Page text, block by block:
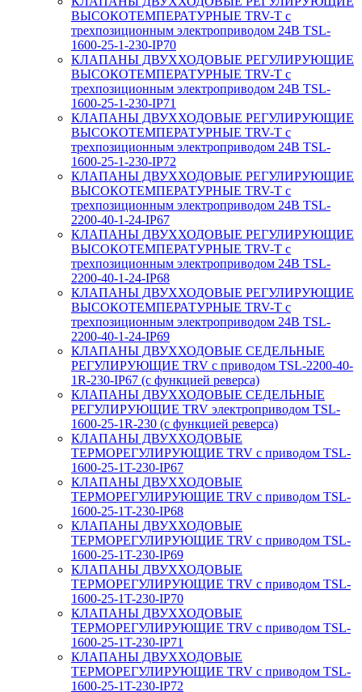
ВЫСОКОТЕМПЕРАТУРНЫЕ TRV-T с
трехпозиционным электроприводом 24В TSL-
1600-25-1-230-IP70
КЛАПАНЫ ДВУХХОДОВЫЕ РЕГУЛИРУЮЩИЕ
ВЫСОКОТЕМПЕРАТУРНЫЕ TRV-T с
трехпозиционным электроприводом 24В TSL-
1600-25-1-230-IP71
КЛАПАНЫ ДВУХХОДОВЫЕ РЕГУЛИРУЮЩИЕ
ВЫСОКОТЕМПЕРАТУРНЫЕ TRV-T с
трехпозиционным электроприводом 24В TSL-
1600-25-1-230-IP72
КЛАПАНЫ ДВУХХОДОВЫЕ РЕГУЛИРУЮЩИЕ
ВЫСОКОТЕМПЕРАТУРНЫЕ TRV-T с
трехпозиционным электроприводом 24В TSL-
2200-40-1-24-IP67
КЛАПАНЫ ДВУХХОДОВЫЕ РЕГУЛИРУЮЩИЕ
ВЫСОКОТЕМПЕРАТУРНЫЕ TRV-T с
трехпозиционным электроприводом 24В TSL-
2200-40-1-24-IP68
КЛАПАНЫ ДВУХХОДОВЫЕ РЕГУЛИРУЮЩИЕ
ВЫСОКОТЕМПЕРАТУРНЫЕ TRV-T с
трехпозиционным электроприводом 24В TSL-
2200-40-1-24-IP69
КЛАПАНЫ ДВУХХОДОВЫЕ СЕДЕЛЬНЫЕ
РЕГУЛИРУЮЩИЕ TRV с приводом TSL-2200-40-
1R-230-IP67 (с функцией реверса)
КЛАПАНЫ ДВУХХОДОВЫЕ СЕДЕЛЬНЫЕ
РЕГУЛИРУЮЩИЕ TRV электроприводом TSL-
1600-25-1R-230 (с функцией реверса)
КЛАПАНЫ ДВУХХОДОВЫЕ
ТЕРМОРЕГУЛИРУЮЩИЕ TRV с приводом TSL-
1600-25-1T-230-IP67
КЛАПАНЫ ДВУХХОДОВЫЕ
ТЕРМОРЕГУЛИРУЮЩИЕ TRV с приводом TSL-
1600-25-1T-230-IP68
КЛАПАНЫ ДВУХХОДОВЫЕ
ТЕРМОРЕГУЛИРУЮЩИЕ TRV с приводом TSL-
1600-25-1T-230-IP69
КЛАПАНЫ ДВУХХОДОВЫЕ
ТЕРМОРЕГУЛИРУЮЩИЕ TRV с приводом TSL-
1600-25-1T-230-IP70
КЛАПАНЫ ДВУХХОДОВЫЕ
ТЕРМОРЕГУЛИРУЮЩИЕ TRV с приводом TSL-
1600-25-1T-230-IP71
КЛАПАНЫ ДВУХХОДОВЫЕ
ТЕРМОРЕГУЛИРУЮЩИЕ TRV с приводом TSL-
1600-25-1T-230-IP72